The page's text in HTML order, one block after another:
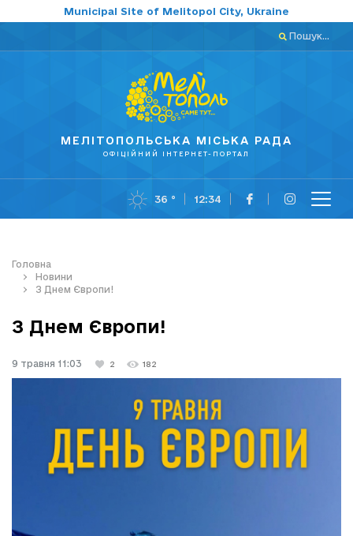
Municipal Site of Melitopol City, Ukraine
Пошук...
МЕЛІТОПОЛЬСЬКА МІСЬКА РАДА
ОФІЦІЙНИЙ ІНТЕРНЕТ-ПОРТАЛ
36 ° 12:34
Головна
Новини
З Днем Європи!
З Днем Європи!
9 травня 11:03 2 182